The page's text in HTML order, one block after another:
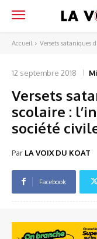
Accueil Versets sataniques
12 septembre 2018
Versets
scolaire :
société
Par LA VOIX DU KOAT
Facebook